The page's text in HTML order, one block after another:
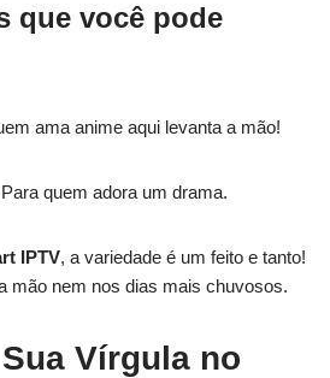
que você pode
ama anime aqui levanta a mão!
quem adora um drama.
IPTV, a variedade é um feito e tanto!
mão nem nos dias mais chuvosos.
Vírgula no